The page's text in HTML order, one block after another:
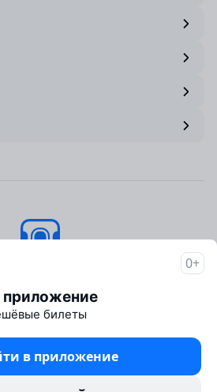
Об Авиасейлс
Пресс‑центр
программа
0+
приложение
билеты
в приложение